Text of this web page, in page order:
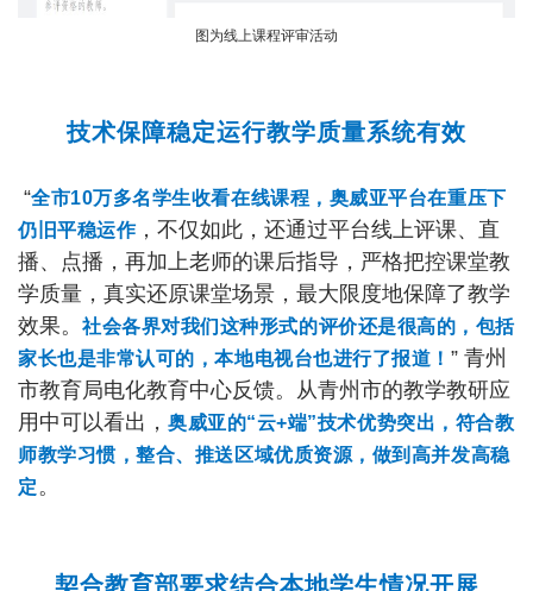
图为线上课程评审活动
技术保障稳定运行教学质量系统有效
“全市10万多名学生收看在线课程，奥威亚平台在重压下
仍旧平稳运作，不仅如此，还通过平台线上评课、直
播、点播，再加上老师的课后指导，严格把控课堂教
学质量，真实还原课堂场景，最大限度地保障了教学
效果。 社会各界对我们这种形式的评价还是很高的，包括
家长也是非常认可的，本地电视台也进行了报道！ ” 青州
市教育局电化教育中心反馈。从青州市的教学教研应
用中可以看出， 奥威亚的“云+端”技术优势突出，符合教
师教学习惯，整合、推送区域优质资源，做到高并发高稳
定。
契合教育部要求结合本地学生情况开展